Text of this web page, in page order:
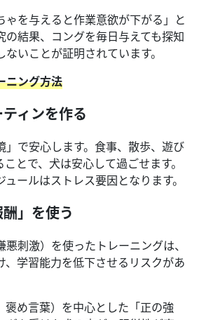
ゃを与えると作業意欲が下がる」と
の結果、コングを毎日与えても探知
いことが証明されています。
ニング方法
ィンを作る
」で安心します。食事、散歩、遊び
とで、犬は安心して過ごせます。
ールはストレス要因となります。
」を使う
刺激）を使ったトレーニングは、
、学習能力を低下させるリスクがあ
褒め言葉）を中心とした「正の強